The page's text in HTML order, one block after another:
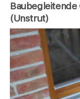
(Unstrut)